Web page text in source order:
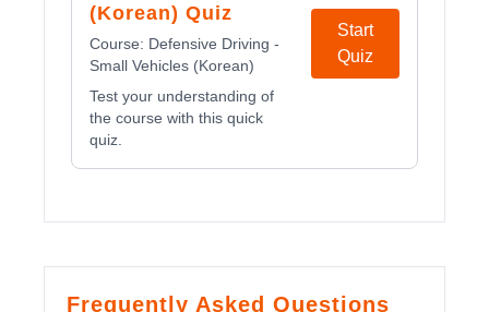
(Korean) Quiz
Course: Defensive Driving -
Small Vehicles (Korean)
Test your understanding of
the course with this quick
quiz.
Start
Quiz
Frequently Asked Questions